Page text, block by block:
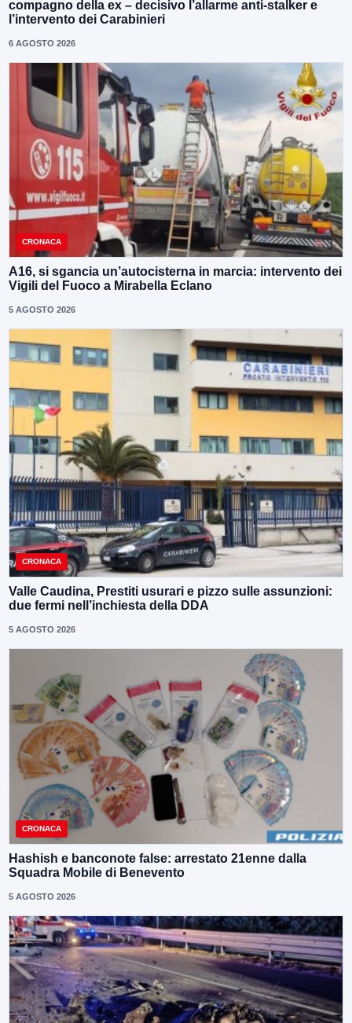
compagno della ex – decisivo l’allarme anti-stalker e
l’intervento dei Carabinieri
6 AGOSTO 2026
CRONACA
A16, si sgancia un’autocisterna in marcia: intervento dei
Vigili del Fuoco a Mirabella Eclano
5 AGOSTO 2026
CRONACA
Valle Caudina, Prestiti usurari e pizzo sulle assunzioni:
due fermi nell’inchiesta della DDA
5 AGOSTO 2026
CRONACA
Hashish e banconote false: arrestato 21enne dalla
Squadra Mobile di Benevento
5 AGOSTO 2026